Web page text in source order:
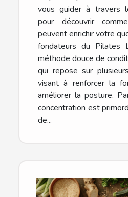
vous guider à travers
pour découvrir
peuvent enrichir votre
fondateurs du Pilates
méthode douce de
qui repose sur
visant à renforcer la
améliorer la posture.
concentration est
de...